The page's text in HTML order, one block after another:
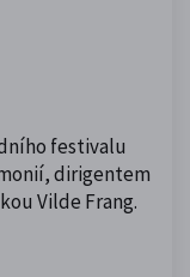
festivalu
dirigentem
Vilde Frang.